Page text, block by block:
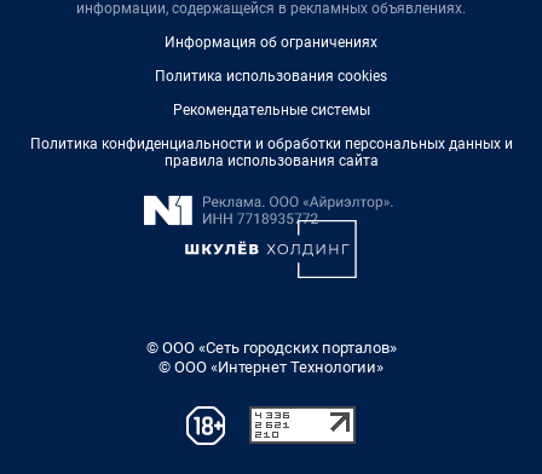
информации, содержащейся в рекламных объявлениях.
Информация об ограничениях
Политика использования cookies
Рекомендательные системы
Политика конфиденциальности и обработки персональных данных и
правила использования сайта
© ООО «Сеть городских порталов»
© ООО «Интернет Технологии»